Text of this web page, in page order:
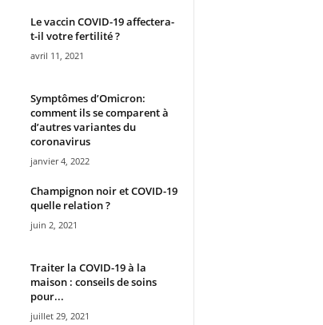
Le vaccin COVID-19 affectera-
t-il votre fertilité ?
avril 11, 2021
Symptômes d’Omicron:
comment ils se comparent à
d’autres variantes du
coronavirus
janvier 4, 2022
Champignon noir et COVID-19
quelle relation ?
juin 2, 2021
Traiter la COVID-19 à la
maison : conseils de soins
pour...
juillet 29, 2021